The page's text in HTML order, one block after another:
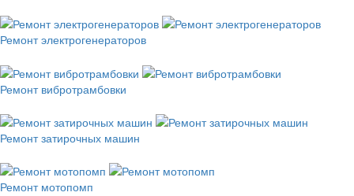
Ремонт электрогенераторов
Ремонт вибротрамбовки
Ремонт затирочных машин
Ремонт мотопомп